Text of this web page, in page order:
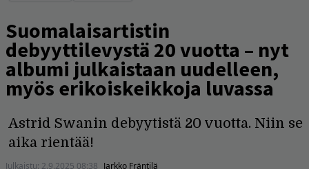
Suomalaisartistin
debyyttilevystä 20 vuotta – nyt
albumi julkaistaan uudelleen,
myös erikoiskeikkoja luvassa
Astrid Swanin debyytistä 20 vuotta. Niin se
aika rientää!
Julkaistu: 2.9.2025 08:38 Jarkko Fräntilä